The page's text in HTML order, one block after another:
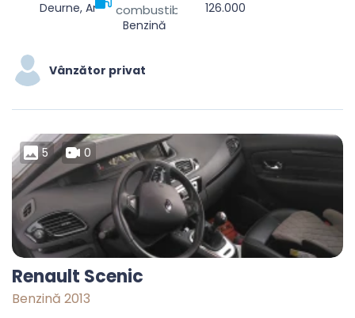
Deurne, Antwerpen, Vlaanderen, 2100, België combustibil
Benzină
126.000
Vânzător privat
5 0
Renault Scenic
Benzină 2013